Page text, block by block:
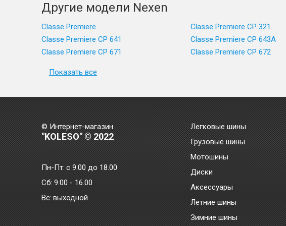
Другие модели Nexen
Classe Premiere Classe Premiere CP 321
Classe Premiere CP 641
Classe Premiere CP 643A
Classe Premiere CP 671
Classe Premiere CP 672
Показать все
© Интернет-магазин
"KOLESO" © 2022
Пн-Пт:с 9.00 до 18.00
Сб: 9.00 - 16.00
Bc: выходной
Легковые шины
Грузовые шины
Мотошины
Диски
Аксессуары
Летние шины
Зимние шины